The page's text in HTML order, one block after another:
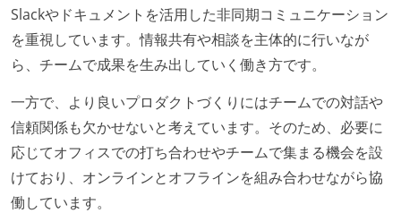
Slackやドキュメントを活用した非同期コミュニケーション
を重視しています。情報共有や相談を主体的に行いなが
ら、チームで成果を生み出していく働き方です。
一方で、より良いプロダクトづくりにはチームでの対話や
信頼関係も欠かせないと考えています。そのため、必要に
応じてオフィスでの打ち合わせやチームで集まる機会を設
けており、オンラインとオフラインを組み合わせながら協
働しています。